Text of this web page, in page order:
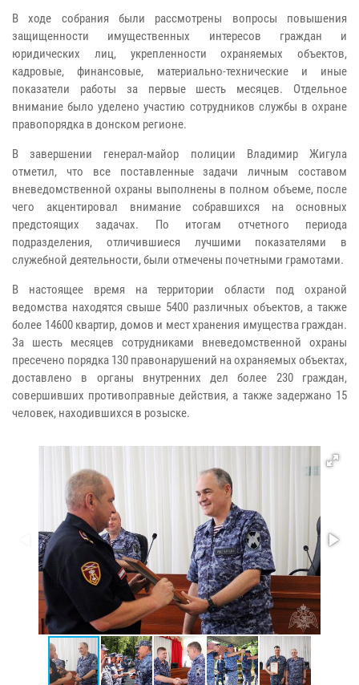
В ходе собрания были рассмотрены вопросы повышения
защищенности имущественных интересов граждан и
юридических лиц, укрепленности охраняемых объектов,
кадровые, финансовые, материально-технические и иные
показатели работы за первые шесть месяцев. Отдельное
внимание было уделено участию сотрудников службы в охране
правопорядка в донском регионе.
В завершении генерал-майор полиции Владимир Жигула
отметил, что все поставленные задачи личным составом
вневедомственной охраны выполнены в полном объеме, после
чего акцентировал внимание собравшихся на основных
предстоящих задачах. По итогам отчетного периода
подразделения, отличившиеся лучшими показателями в
служебной деятельности, были отмечены почетными грамотами.
В настоящее время на территории области под охраной
ведомства находятся свыше 5400 различных объектов, а также
более 14600 квартир, домов и мест хранения имущества граждан.
За шесть месяцев сотрудниками вневедомственной охраны
пресечено порядка 130 правонарушений на охраняемых объектах,
доставлено в органы внутренних дел более 230 граждан,
совершивших противоправные действия, а также задержано 15
человек, находившихся в розыске.